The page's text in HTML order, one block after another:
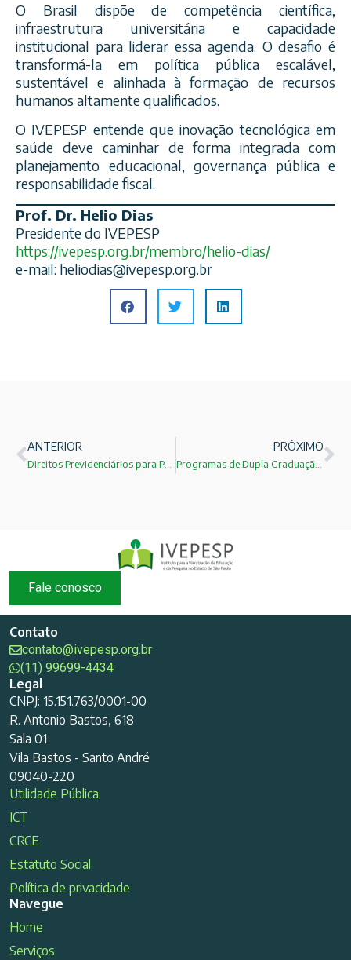
O Brasil dispõe de competência científica,
infraestrutura universitária e capacidade
institucional para liderar essa agenda. O desafio é
transformá-la em política pública escalável,
sustentável e alinhada à formação de recursos
humanos altamente qualificados.
O IVEPESP entende que inovação tecnológica em
saúde deve caminhar de forma integrada com
planejamento educacional, governança pública e
responsabilidade fiscal.
Prof. Dr. Helio Dias
Presidente do IVEPESP
https://ivepesp.org.br/membro/helio-dias/
e-mail: heliodias@ivepesp.org.br
ANTERIOR
Direitos Previdenciários para Pós-Graduandos e Pós-Doutorandos – PL 974/2024 (apensado ao PL 6.894/2013)
PRÓXIMO
Programas de Dupla Graduação Integrada: Inovação Curricular e Estratégia para o Ensino Superior Brasileiro
Fale conosco
Contato
contato@ivepesp.org.br
(11) 99699-4434
Legal
CNPJ: 15.151.763/0001-00
R. Antonio Bastos, 618
Sala 01
Vila Bastos - Santo André
09040-220
Utilidade Pública
ICT
CRCE
Estatuto Social
Política de privacidade
Navegue
Home
Serviços